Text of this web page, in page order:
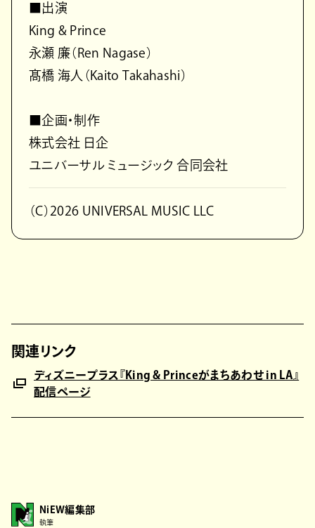
■出演
King & Prince
永瀬 廉（Ren Nagase）
髙橋 海人（Kaito Takahashi）
■企画・制作
株式会社 日企
ユニバーサル ミュージック 合同会社
（C）2026 UNIVERSAL MUSIC LLC
関連リンク
ディズニープラス『King & Princeがまちあわせ in LA』
配信ページ
NiEW編集部
執筆